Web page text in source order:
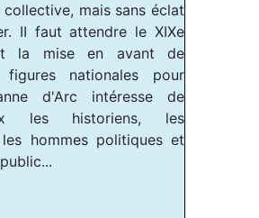
collective, mais sans éclat
II faut attendre le XIXe
la mise en avant de
figures nationales pour
d'Arc intéresse de
les historiens, les
hommes politiques et